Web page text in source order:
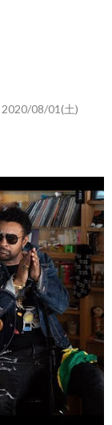
2020/08/01(土)